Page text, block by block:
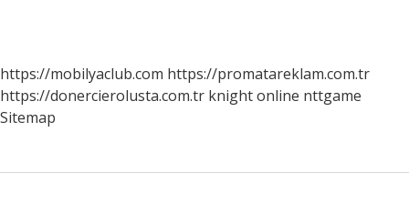
https://mobilyaclub.com https://promatareklam.com.tr
https://donercierolusta.com.tr knight online nttgame
Sitemap